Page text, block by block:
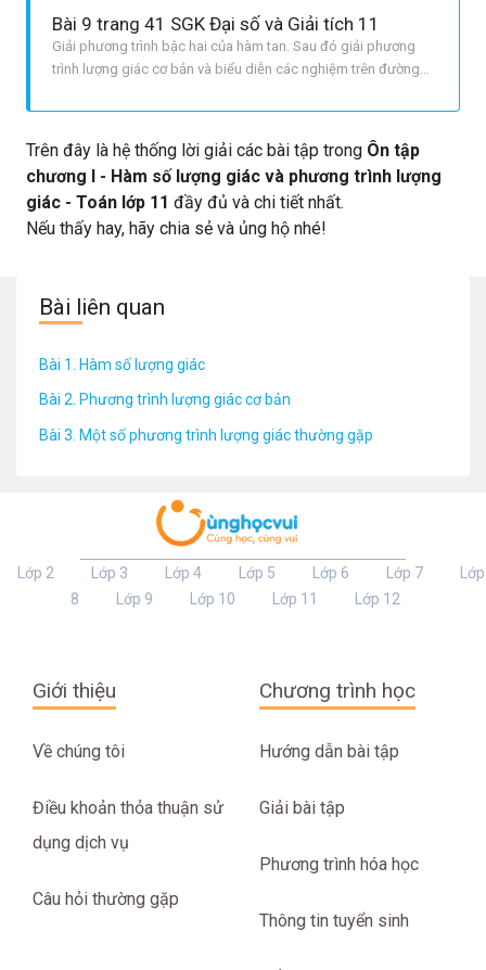
Bài 9 trang 41 SGK Đại số và Giải tích 11
Giải phương trình bậc hai của hàm tan. Sau đó giải phương
trình lượng giác cơ bản và biểu diễn các nghiệm trên đường
^2}x + 5tan x + 3 = 0 Leftrightarrow left[ begin{array}{l} tan x = 1
tan x = frac{3}{2} end{array} righ
Trên đây là hệ thống lời giải các bài tập trong Ôn tập
chương I - Hàm số lượng giác và phương trình lượng
giác - Toán lớp 11 đầy đủ và chi tiết nhất.
Nếu thấy hay, hãy chia sẻ và ủng hộ nhé!
Bài liên quan
Bài 1. Hàm số lượng giác
Bài 2. Phương trình lượng giác cơ bản
Bài 3. Một số phương trình lượng giác thường gặp
Lớp 2 Lớp 3 Lớp 4 Lớp 5 Lớp 6 Lớp 7
Lớp
8
Lớp 9 Lớp 10 Lớp 11 Lớp 12
Giới thiệu
Về chúng tôi
Điều khoản thỏa thuận sử
dụng dịch vụ
Câu hỏi thường gặp
Chương trình học
Hướng dẫn bài tập
Giải bài tập
Phương trình hóa học
Thông tin tuyển sinh